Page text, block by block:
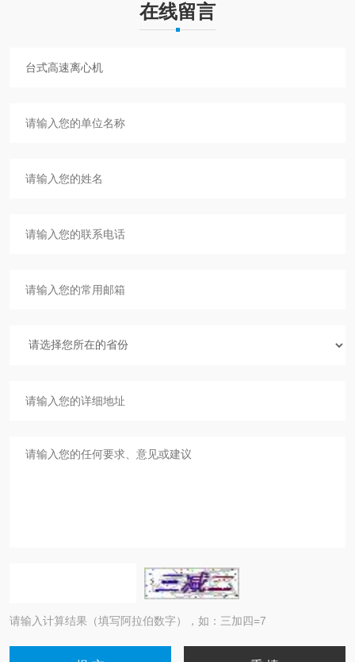
在线留言
请输入计算结果（填写阿拉伯数字），如：三加四=7